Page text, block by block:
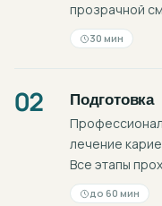
прозрачной
30 мин
02 Подготовка
лечение
Все этапы
до 60 мин